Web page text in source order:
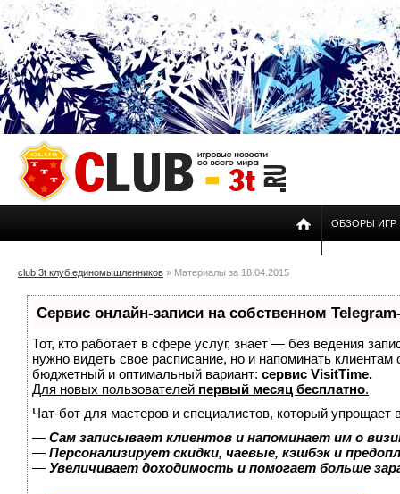
ОБЗОРЫ ИГР
club 3t клуб единомышленников » Материалы за 18.04.2015
Сервис онлайн-записи на собственном
Тот, кто работает в сфере услуг, знает — без ведения
нужно видеть свое расписание, но и напоминать
бюджетный и оптимальный вариант: сервис VisitTime.
Для новых пользователей первый месяц бесплатно.
Чат-бот для мастеров и специалистов, который упрощает
— Сам записывает клиентов и напоминает им о
— Персонализирует скидки, чаевые, кэшбэк и
— Увеличивает доходимость и помогает больше